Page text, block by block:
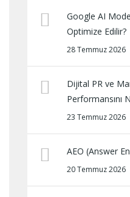
Google AI
Optimize Edilir?
28 Temmuz 2026
Dijital PR ve
Performansını
23 Temmuz 2026
AEO (Answer
20 Temmuz 2026